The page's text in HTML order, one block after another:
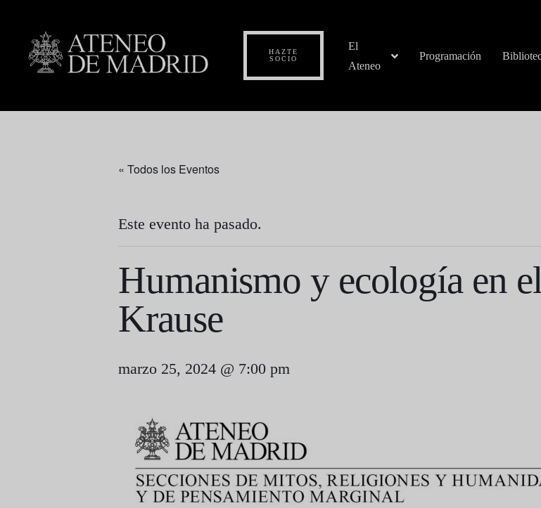
HAZTE
SOCIO
El
Ateneo
Programación
« Todos los Eventos
Este evento ha pasado.
Humanismo y ecología en
Krause
marzo 25, 2024 @ 7:00 pm